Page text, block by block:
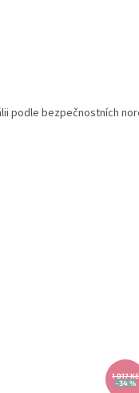
podle bezpečnostních
1 017 Kč
–34 %